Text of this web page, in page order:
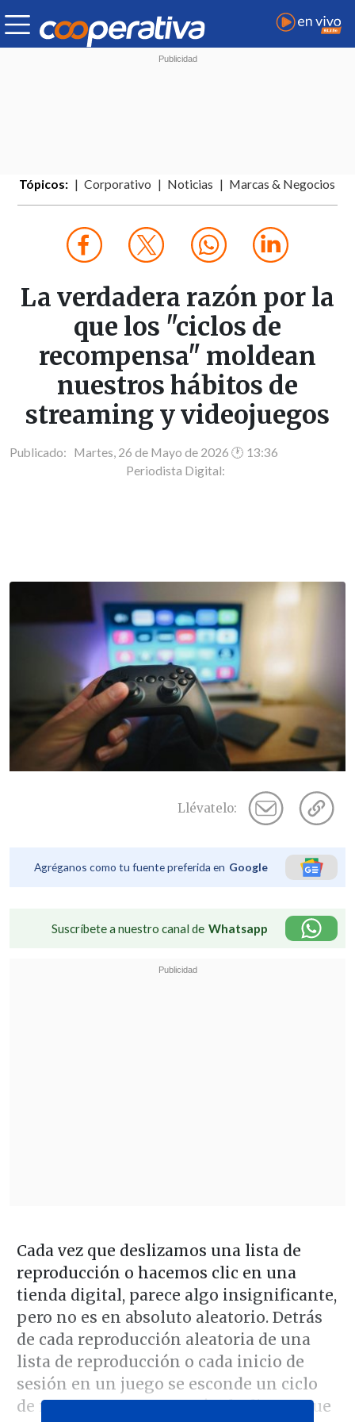
Tópicos: Corporativo Noticias Marcas & Negocios
La verdadera razón por la
que los "ciclos de
recompensa" moldean
nuestros hábitos de
streaming y videojuegos
Publicado: Martes, 26 de Mayo de 2026 🕐 13:36
Periodista Digital:
Llévatelo:
Agréganos como tu fuente preferida en Google
Suscríbete a nuestro canal de Whatsapp
Cada vez que deslizamos una lista de
reproducción o hacemos clic en una
tienda digital, parece algo insignificante,
pero no es en absoluto aleatorio. Detrás
de cada reproducción aleatoria de una
lista de reproducción o cada inicio de
sesión en un juego se esconde un ciclo
de recompensa, un patrón de diseño que